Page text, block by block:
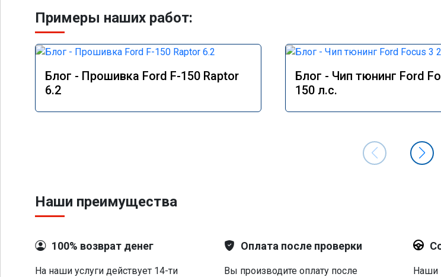
Примеры наших работ:
Блог - Прошивка Ford F-150 Raptor
6.2
Блог - Чип тюнинг Ford
150 л.с.
Наши преимущества
100% возврат денег
На наши услуги действует 14-ти
Оплата после проверки
Вы производите оплату после
Наши